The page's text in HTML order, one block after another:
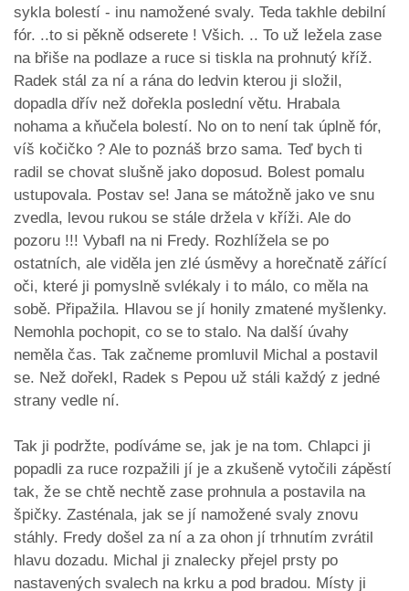
sykla bolestí - inu namožené svaly. Teda takhle debilní
fór. ..to si pěkně odserete ! Všich. .. To už ležela zase
na břiše na podlaze a ruce si tiskla na prohnutý kříž.
Radek stál za ní a rána do ledvin kterou ji složil,
dopadla dřív než dořekla poslední větu. Hrabala
nohama a kňučela bolestí. No on to není tak úplně fór,
víš kočičko ? Ale to poznáš brzo sama. Teď bych ti
radil se chovat slušně jako doposud. Bolest pomalu
ustupovala. Postav se! Jana se mátožně jako ve snu
zvedla, levou rukou se stále držela v kříži. Ale do
pozoru !!! Vybafl na ni Fredy. Rozhlížela se po
ostatních, ale viděla jen zlé úsměvy a horečnatě zářící
oči, které ji pomyslně svlékaly i to málo, co měla na
sobě. Připažila. Hlavou se jí honily zmatené myšlenky.
Nemohla pochopit, co se to stalo. Na další úvahy
neměla čas. Tak začneme promluvil Michal a postavil
se. Než dořekl, Radek s Pepou už stáli každý z jedné
strany vedle ní.
Tak ji podržte, podíváme se, jak je na tom. Chlapci ji
popadli za ruce rozpažili jí je a zkušeně vytočili zápěstí
tak, že se chtě nechtě zase prohnula a postavila na
špičky. Zasténala, jak se jí namožené svaly znovu
stáhly. Fredy došel za ní a za ohon jí trhnutím zvrátil
hlavu dozadu. Michal ji znalecky přejel prsty po
nastavených svalech na krku a pod bradou. Místy ji